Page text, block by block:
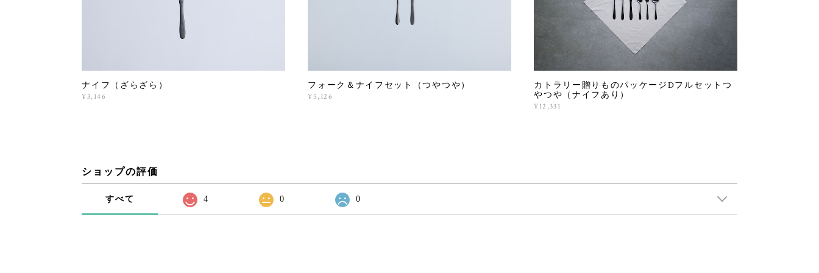
ナイフ（ざらざら）
¥3,146
フォーク＆ナイフセット（つやつや）
¥5,126
カトラリー贈りものパッケージDフルセットつ
やつや（ナイフあり）
¥12,331
ショップの評価
すべて 4 0 0